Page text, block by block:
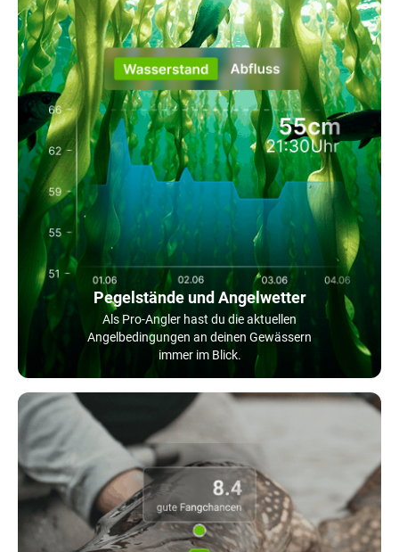
Pegelstände und Angelwetter
Als Pro-Angler hast du die aktuellen
Angelbedingungen an deinen Gewässern
immer im Blick.